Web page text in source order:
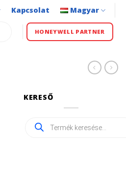
Kapcsolat Magyar
HONEYWELL PARTNER
KERESŐ
Products
search